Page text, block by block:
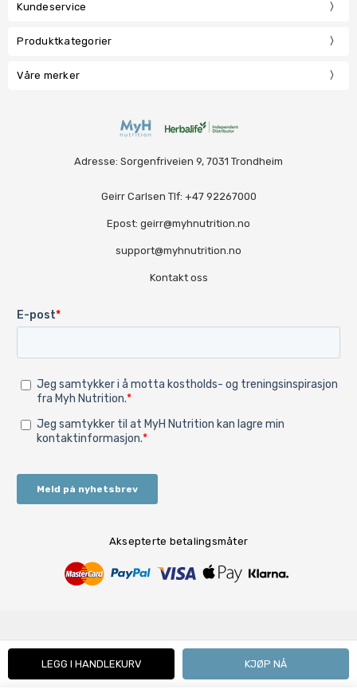
Kundeservice
Produktkategorier
Våre merker
Adresse: Sorgenfriveien 9, 7031 Trondheim
Geirr Carlsen Tlf: +47 92267000
Epost: geirr@myhnutrition.no
support@myhnutrition.no
Kontakt oss
Aksepterte betalingsmåter